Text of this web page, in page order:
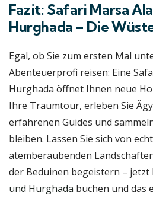
Fazit: Safari Marsa
Hurghada – Die
Egal, ob Sie zum ersten Mal
Abenteuerprofi reisen: Eine
Hurghada öffnet Ihnen neue
Ihre Traumtour, erleben Sie
erfahrenen Guides und
bleiben. Lassen Sie sich von
atemberaubenden
der Beduinen begeistern – jetzt
und Hurghada buchen und das